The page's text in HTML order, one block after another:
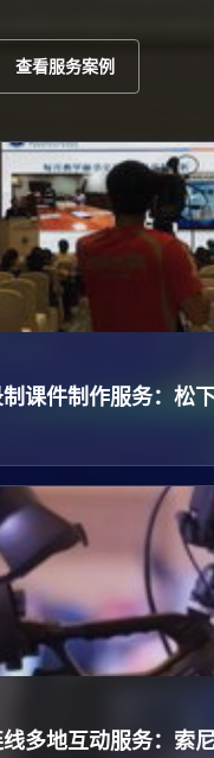
查看服务案例
课件制作服务：松
多地互动服务：索